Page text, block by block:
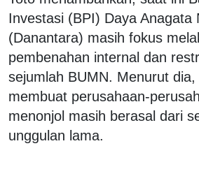
Investasi (BPI) Daya Anagata
(Danantara) masih fokus
pembenahan internal dan
sejumlah BUMN. Menurut
membuat perusahaan-
menonjol masih berasal dari
unggulan lama.